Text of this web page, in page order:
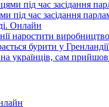
під час засідання
Онлайн
наростити
бурити у
українців, сам прийшов